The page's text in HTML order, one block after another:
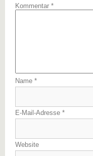
Kommentar *
Name *
E-Mail-Adresse *
Website